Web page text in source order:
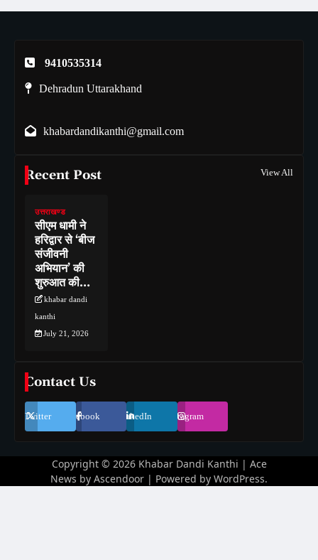
9410535314
Dehradun Uttarakhand
khabardandikanthi@gmail.com
Recent Post View All
उत्तराखण्ड
सीएम धामी ने
हरिद्वार से ‘बीज
संजीवनी
अभियान’ की
शुरुआत की…
khabar dandi
kanthi
July 21, 2026
Contact Us
Twitter Facebook LinkedIn Instagram
Copyright © 2026 Khabar Dandi Kanthi | Ace
News by Ascendoor | Powered by WordPress.